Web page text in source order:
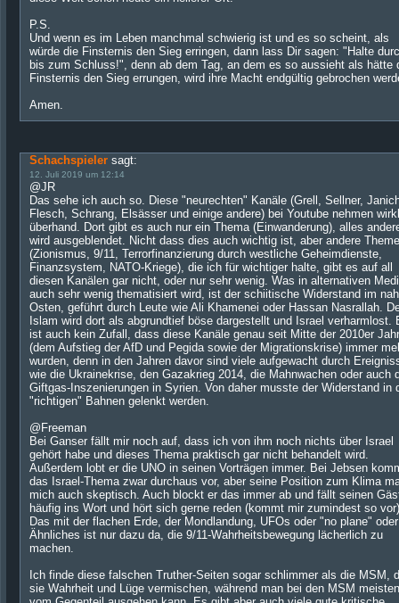
P.S.
Und wenn es im Leben manchmal schwierig ist und es so scheint, als
würde die Finsternis den Sieg erringen, dann lass Dir sagen: "Halte
bis zum Schluss!", denn ab dem Tag, an dem es so aussieht als hätte
Finsternis den Sieg errungen, wird ihre Macht endgültig gebrochen
Amen.
Schachspieler sagt:
12. Juli 2019 um 12:14
@JR
Das sehe ich auch so. Diese "neurechten" Kanäle (Grell, Sellner,
Flesch, Schrang, Elsässer und einige andere) bei Youtube nehmen
überhand. Dort gibt es auch nur ein Thema (Einwanderung), alles
wird ausgeblendet. Nicht dass dies auch wichtig ist, aber andere
(Zionismus, 9/11, Terrorfinanzierung durch westliche Geheimdienste,
Finanzsystem, NATO-Kriege), die ich für wichtiger halte, gibt es auf all
diesen Kanälen gar nicht, oder nur sehr wenig. Was in alternativen
auch sehr wenig thematisiert wird, ist der schiitische Widerstand im
Osten, geführt durch Leute wie Ali Khamenei oder Hassan Nasrallah.
Islam wird dort als abgrundtief böse dargestellt und Israel verharmlost.
ist auch kein Zufall, dass diese Kanäle genau seit Mitte der 2010er
(dem Aufstieg der AfD und Pegida sowie der Migrationskrise) immer
wurden, denn in den Jahren davor sind viele aufgewacht durch
wie die Ukrainekrise, den Gazakrieg 2014, die Mahnwachen oder auch
Giftgas-Inszenierungen in Syrien. Von daher musste der Widerstand in
"richtigen" Bahnen gelenkt werden.
@Freeman
Bei Ganser fällt mir noch auf, dass ich von ihm noch nichts über Israel
gehört habe und dieses Thema praktisch gar nicht behandelt wird.
Außerdem lobt er die UNO in seinen Vorträgen immer. Bei Jebsen
das Israel-Thema zwar durchaus vor, aber seine Position zum Klima
mich auch skeptisch. Auch blockt er das immer ab und fällt seinen
häufig ins Wort und hört sich gerne reden (kommt mir zumindest so
Das mit der flachen Erde, der Mondlandung, UFOs oder "no plane" oder
Ähnliches ist nur dazu da, die 9/11-Wahrheitsbewegung lächerlich zu
machen.
Ich finde diese falschen Truther-Seiten sogar schlimmer als die MSM,
sie Wahrheit und Lüge vermischen, während man bei den MSM